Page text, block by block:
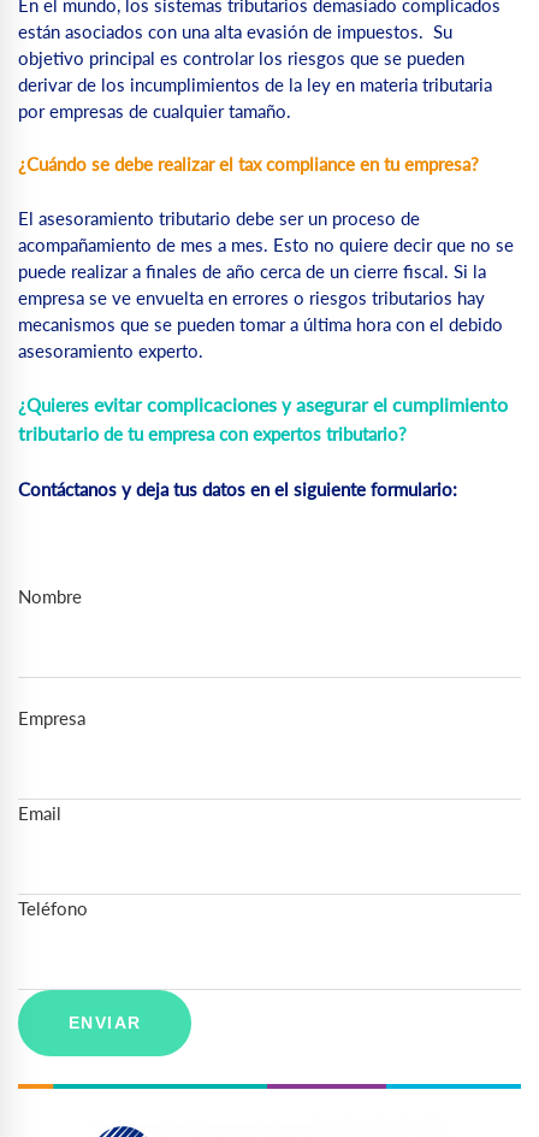
En el mundo, los sistemas tributarios demasiado complicados
están asociados con una alta evasión de impuestos. Su
objetivo principal es controlar los riesgos que se pueden
derivar de los incumplimientos de la ley en materia tributaria
por empresas de cualquier tamaño.
¿Cuándo se debe realizar el tax compliance en tu empresa?
El asesoramiento tributario debe ser un proceso de
acompañamiento de mes a mes. Esto no quiere decir que no se
puede realizar a finales de año cerca de un cierre fiscal. Si la
empresa se ve envuelta en errores o riesgos tributarios hay
mecanismos que se pueden tomar a última hora con el debido
asesoramiento experto.
¿Quieres evitar complicaciones yasegurar el cumplimiento
tributario de tu empresa con expertos tributario?
Contáctanos y deja tus datos en el siguiente formulario:
Nombre
Empresa
Email
Teléfono